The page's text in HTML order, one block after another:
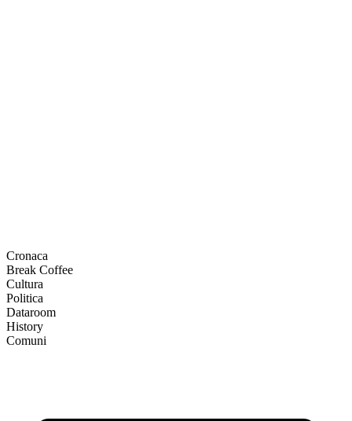
Cronaca
Break Coffee
Cultura
Politica
Dataroom
History
Comuni